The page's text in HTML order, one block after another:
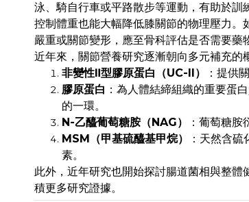
泳、騎自行車或平路散步等運動，有助於訓
控制體重也能大幅降低膝關節的物理壓力
嚴重或關節變形，應至骨科評估是否需要藥
近年來，關節營養研究逐漸朝向多元補充的
非變性Ⅱ型膠原蛋白（UC-II）
：提供
膠原蛋白 ：為人體結締組織的重要蛋
的一環。
N-乙醯葡萄糖胺（NAG）
：葡萄糖胺
MSM（甲基硫醯基甲烷）
：天然含
素。
此外，近年研究也開始探討腸道菌相與整
積更多研究證據。